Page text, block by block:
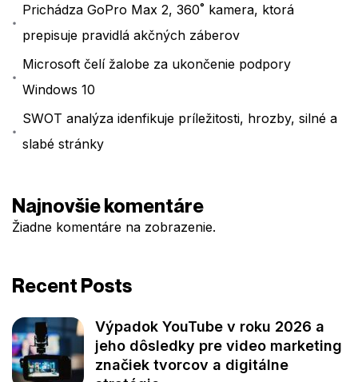
Prichádza GoPro Max 2, 360˚ kamera, ktorá
prepisuje pravidlá akčných záberov
Microsoft čelí žalobe za ukončenie podpory
Windows 10
SWOT analýza idenfikuje príležitosti, hrozby, silné a
slabé stránky
Najnovšie komentáre
Žiadne komentáre na zobrazenie.
Recent Posts
Výpadok YouTube v roku 2026 a
jeho dôsledky pre video marketing
značiek tvorcov a digitálne